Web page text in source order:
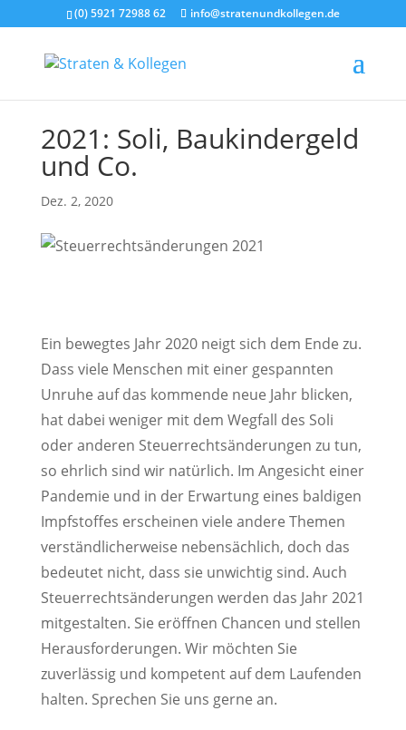
(0) 5921 72988 62 info@stratenundkollegen.de
2021: Soli, Baukindergeld
und Co.
Dez. 2, 2020
Ein bewegtes Jahr 2020 neigt sich dem Ende zu.
Dass viele Menschen mit einer gespannten
Unruhe auf das kommende neue Jahr blicken,
hat dabei weniger mit dem Wegfall des Soli
oder anderen Steuerrechtsänderungen zu tun,
so ehrlich sind wir natürlich. Im Angesicht einer
Pandemie und in der Erwartung eines baldigen
Impfstoffes erscheinen viele andere Themen
verständlicherweise nebensächlich, doch das
bedeutet nicht, dass sie unwichtig sind. Auch
Steuerrechtsänderungen werden das Jahr 2021
mitgestalten. Sie eröffnen Chancen und stellen
Herausforderungen. Wir möchten Sie
zuverlässig und kompetent auf dem Laufenden
halten. Sprechen Sie uns gerne an.